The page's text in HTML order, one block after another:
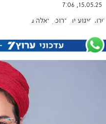
15.05.25, 7:06
טרור פיגוע ירי ברוכין צאלה גז